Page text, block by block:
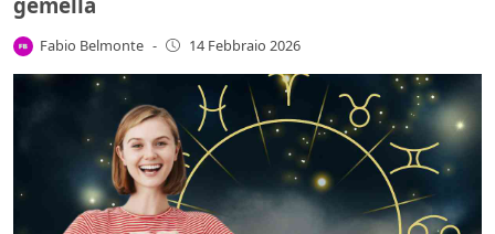
Fabio Belmonte - 14 Febbraio 2026